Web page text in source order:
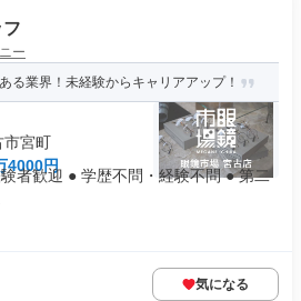
ー
る業界！未経験からキャリアアップ！
市宮町
4000円
者歓迎 ● 学歴不問・経験不問 ● 第二
気になる